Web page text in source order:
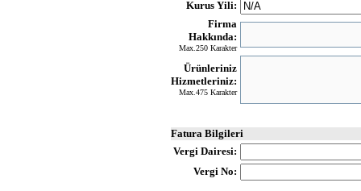
Kurus Yili:
Firma
Hakkında:
Max.250 Karakter
Ürünleriniz
Hizmetleriniz:
Max.475 Karakter
Fatura Bilgileri
Vergi Dairesi:
Vergi No: